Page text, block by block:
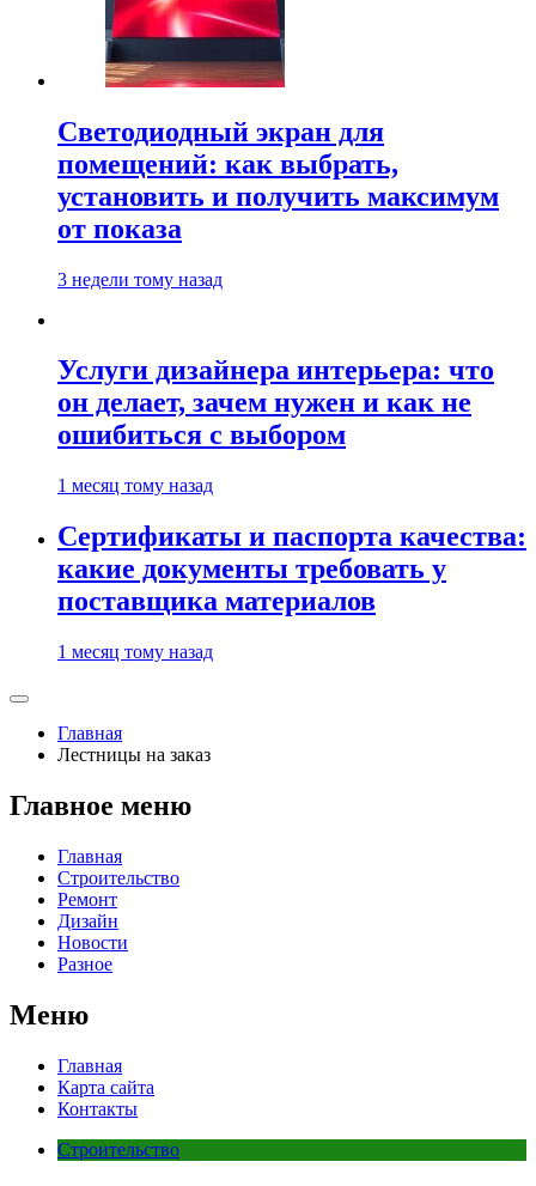
Светодиодный экран для
помещений: как выбрать,
установить и получить максимум
от показа
3 недели тому назад
Услуги дизайнера интерьера: что
он делает, зачем нужен и как не
ошибиться с выбором
1 месяц тому назад
Сертификаты и паспорта качества:
какие документы требовать у
поставщика материалов
1 месяц тому назад
Главная
Лестницы на заказ
Главное меню
Главная
Строительство
Ремонт
Дизайн
Новости
Разное
Меню
Главная
Карта сайта
Контакты
Строительство